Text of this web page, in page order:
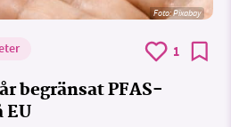
Foto:Pixabay
1
begränsat PFAS-